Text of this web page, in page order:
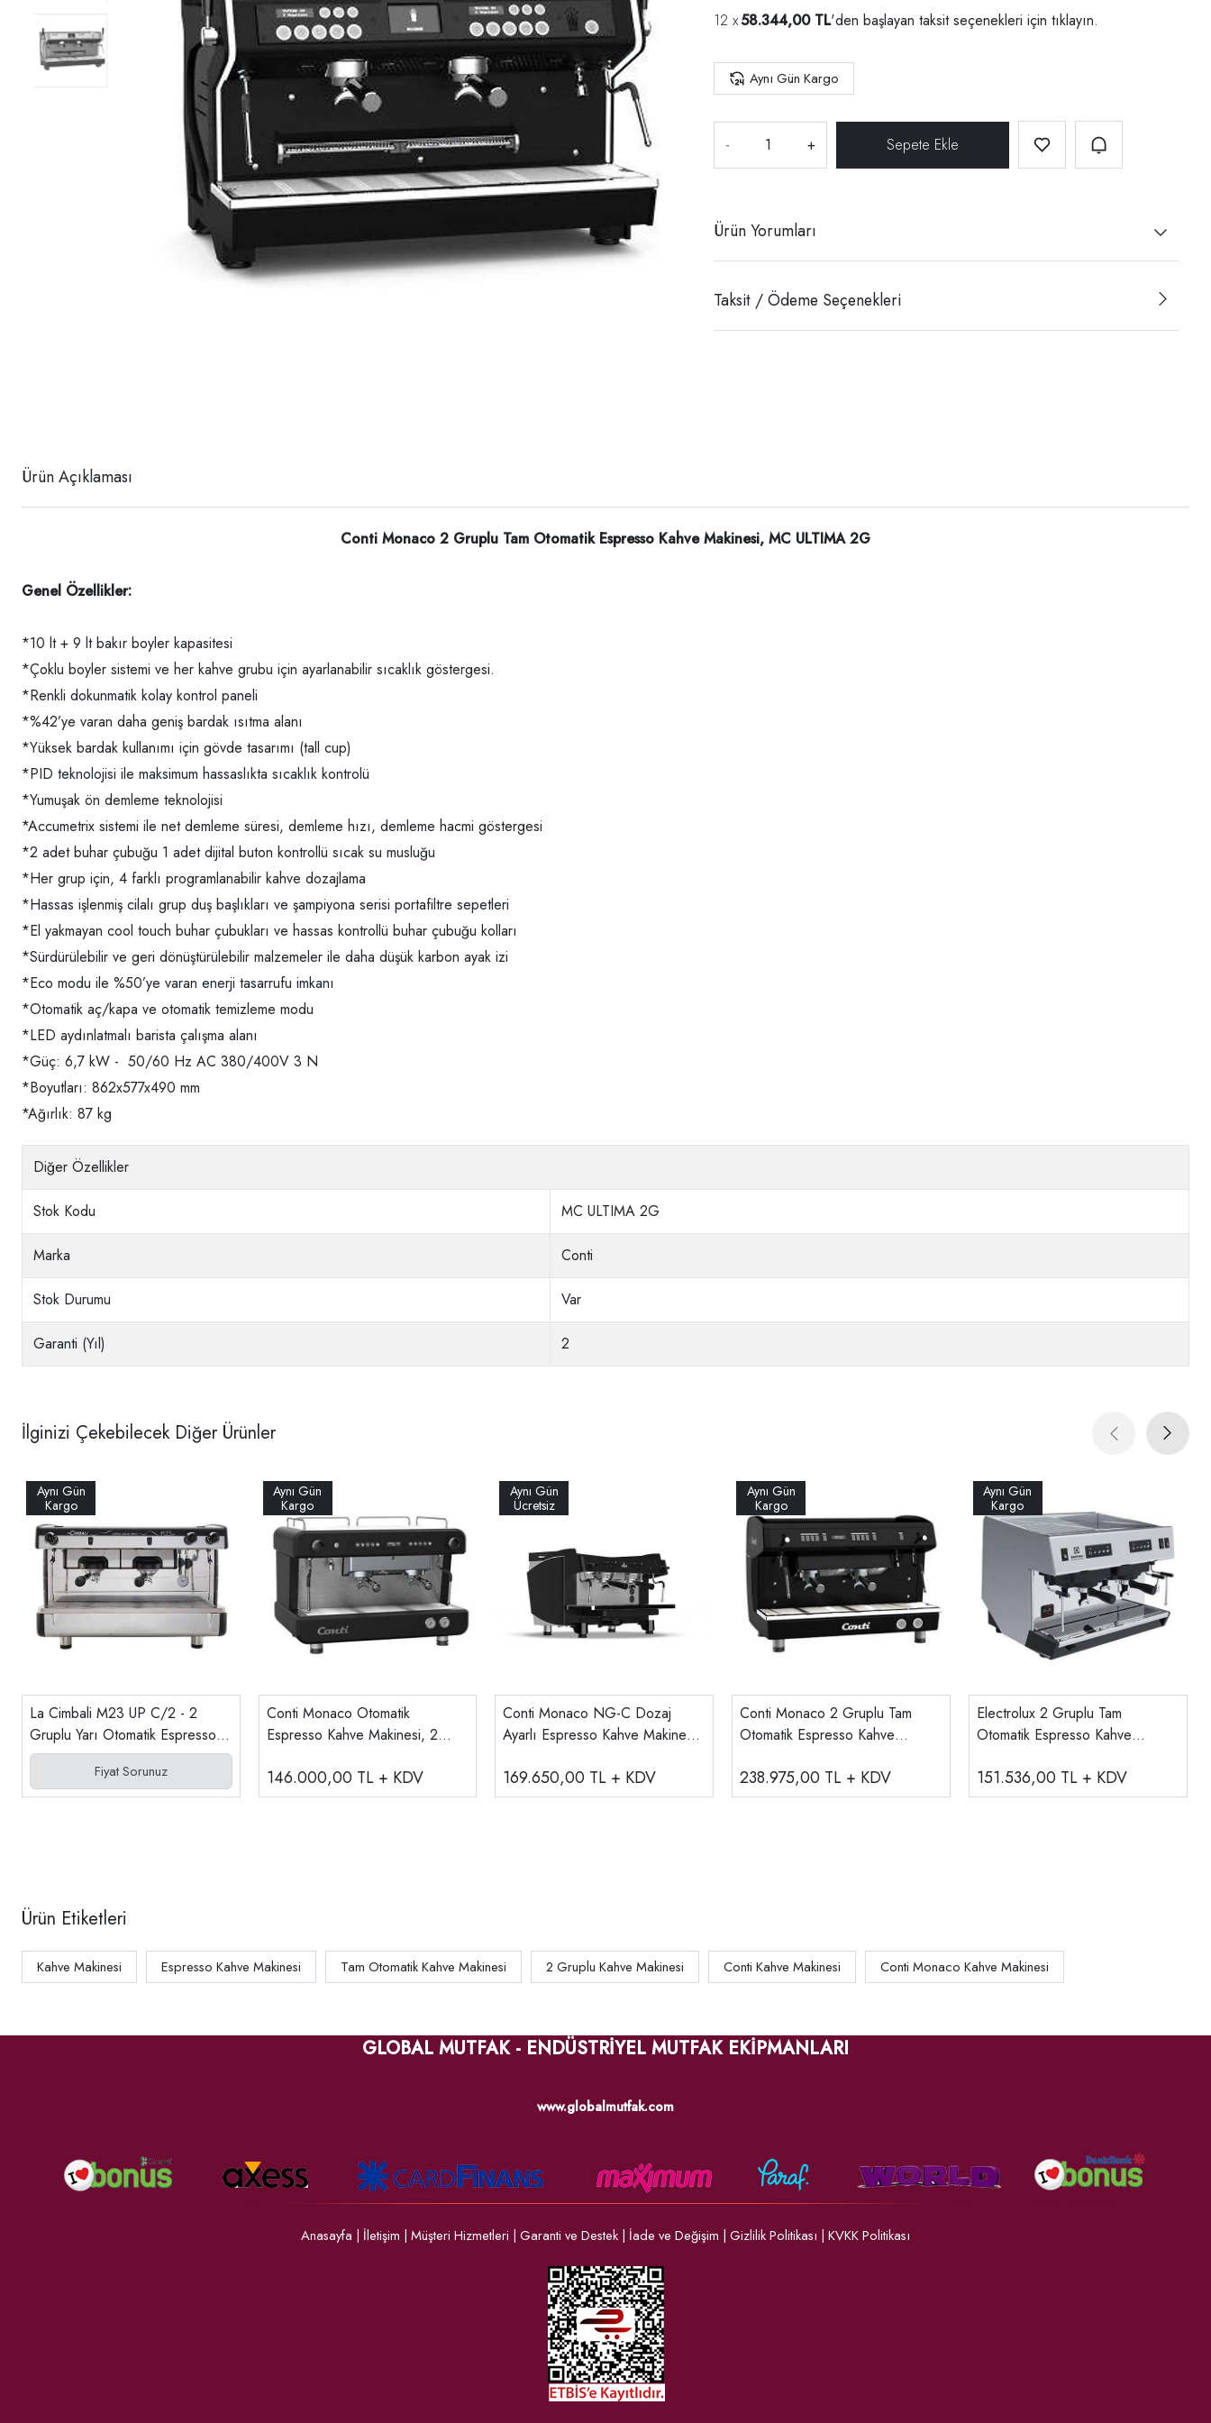
58.344,00 TL'den başlayan taksit seçenekleri için tıklayın.
Aynı Gün Kargo
- +
Ürün Yorumları
Taksit / Ödeme Seçenekleri
Ürün Açıklaması
Conti Monaco 2 Gruplu Tam Otomatik Espresso Kahve Makinesi, MC ULTIMA 2G
Genel Özellikler:
*10 lt + 9 lt bakır boyler kapasitesi
*Çoklu boyler sistemi ve her kahve grubu için ayarlanabilir sıcaklık göstergesi.
*Renkli dokunmatik kolay kontrol paneli
*%42’ye varan daha geniş bardak ısıtma alanı
*Yüksek bardak kullanımı için gövde tasarımı (tall cup)
*PID teknolojisi ile maksimum hassaslıkta sıcaklık kontrolü
*Yumuşak ön demleme teknolojisi
*Accumetrix sistemi ile net demleme süresi, demleme hızı, demleme hacmi göstergesi
*2 adet buhar çubuğu 1 adet dijital buton kontrollü sıcak su musluğu
*Her grup için, 4 farklı programlanabilir kahve dozajlama
*Hassas işlenmiş cilalı grup duş başlıkları ve şampiyona serisi portafiltre sepetleri
*El yakmayan cool touch buhar çubukları ve hassas kontrollü buhar çubuğu kolları
*Sürdürülebilir ve geri dönüştürülebilir malzemeler ile daha düşük karbon ayak izi
*Eco modu ile %50’ye varan enerji tasarrufu imkanı
*Otomatik aç/kapa ve otomatik temizleme modu
*LED aydınlatmalı barista çalışma alanı
*Güç: 6,7 kW - 50/60 Hz AC 380/400V 3 N
*Boyutları: 862x577x490 mm
*Ağırlık: 87 kg
Diğer Özellikler
Stok Kodu MC ULTIMA 2G
Marka Conti
Stok Durumu Var
Garanti (Yıl) 2
İlginizi Çekebilecek Diğer Ürünler
La Cimbali M23 UP C/2 - 2
Gruplu Yarı Otomatik Espresso
Kahve Makinesi
Fiyat Sorunuz
Conti Monaco Otomatik
Espresso Kahve Makinesi, 2
146.000,00 TL + KDV
Conti Monaco NG-C Dozaj
Ayarlı Espresso Kahve Makinesi,
169.650,00 TL + KDV
Conti Monaco 2 Gruplu Tam
Otomatik Espresso Kahve
2G
238.975,00 TL + KDV
Electrolux 2 Gruplu Tam
Otomatik Espresso Kahve
151.536,00 TL + KDV
Ürün Etiketleri
Kahve Makinesi Espresso Kahve Makinesi Tam Otomatik Kahve Makinesi 2 Gruplu Kahve Makinesi Conti Kahve Makinesi Conti Monaco Kahve Makinesi
GLOBAL MUTFAK - ENDÜSTRİYEL MUTFAK EKİPMANLARI
www.globalmutfak.com
Anasayfa | İletişim | Müşteri Hizmetleri | Garanti ve Destek | İade ve Değişim | Gizlilik Politikası | KVKK Politikası